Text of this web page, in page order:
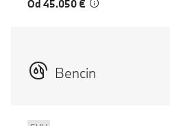
Od 45.050 €
Bencin